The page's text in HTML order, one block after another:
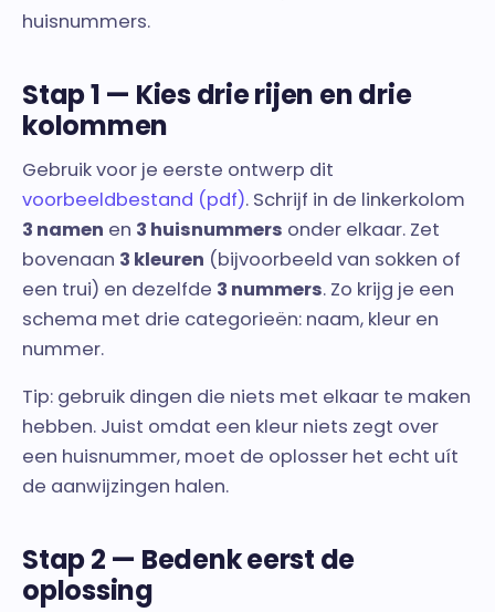
huisnummers.
Stap 1 — Kies drie rijen en drie
kolommen
Gebruik voor je eerste ontwerp dit
voorbeeldbestand (pdf). Schrijf in de linkerkolom
3 namen en 3 huisnummers onder elkaar. Zet
bovenaan 3 kleuren (bijvoorbeeld van sokken of
een trui) en dezelfde 3 nummers. Zo krijg je een
schema met drie categorieën: naam, kleur en
nummer.
Tip: gebruik dingen die niets met elkaar te maken
hebben. Juist omdat een kleur niets zegt over
een huisnummer, moet de oplosser het echt uít
de aanwijzingen halen.
Stap 2 — Bedenk eerst de
oplossing